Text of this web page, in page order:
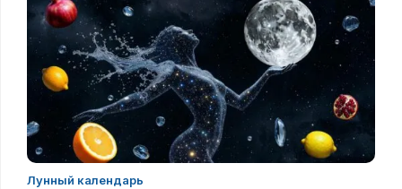
Лунный календарь